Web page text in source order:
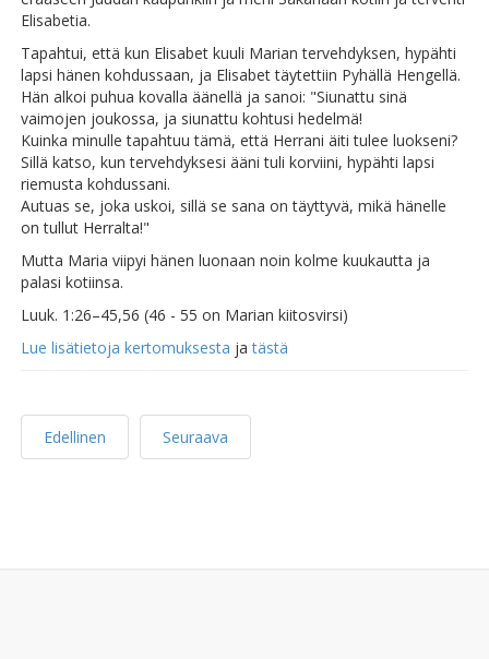
Elisabetia.
Tapahtui, että kun Elisabet kuuli Marian tervehdyksen, hypähti
lapsi hänen kohdussaan, ja Elisabet täytettiin Pyhällä Hengellä.
Hän alkoi puhua kovalla äänellä ja sanoi: "Siunattu sinä
vaimojen joukossa, ja siunattu kohtusi hedelmä!
Kuinka minulle tapahtuu tämä, että Herrani äiti tulee luokseni?
Sillä katso, kun tervehdyksesi ääni tuli korviini, hypähti lapsi
riemusta kohdussani.
Autuas se, joka uskoi, sillä se sana on täyttyvä, mikä hänelle
on tullut Herralta!"
Mutta Maria viipyi hänen luonaan noin kolme kuukautta ja
palasi kotiinsa.
Luuk. 1:26–45,56 (46 - 55 on Marian kiitosvirsi)
Lue lisätietoja kertomuksesta ja tästä
Edellinen Seuraava